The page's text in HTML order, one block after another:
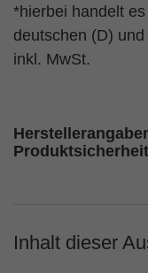
*hierbei handelt
deutschen (D)
inkl. MwSt.
Inhalt dieser